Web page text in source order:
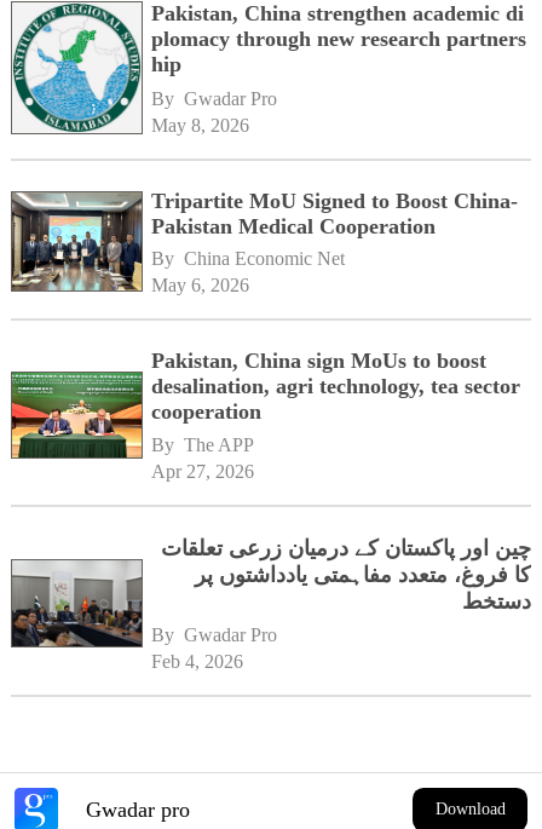
Pakistan, China strengthen academic di
plomacy through new research partners
hip
By Gwadar Pro
May 8, 2026
Tripartite MoU Signed to Boost China-
Pakistan Medical Cooperation
By China Economic Net
May 6, 2026
Pakistan, China sign MoUs to boost
desalination, agri technology, tea sector
cooperation
By The APP
Apr 27, 2026
چین اور پاکستان کے درمیان زرعی تعلقات
کا فروغ، متعدد مفاہمتی یادداشتوں پر
دستخط
By Gwadar Pro
Feb 4, 2026
Gwadar pro Download